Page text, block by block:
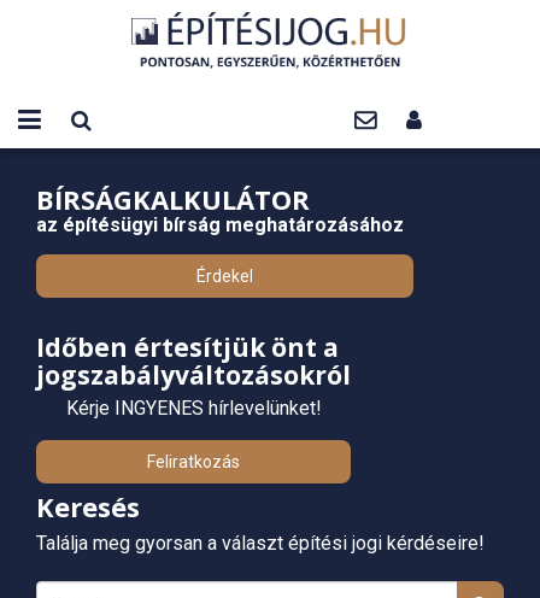
BÍRSÁGKALKULÁTOR
az építésügyi bírság meghatározásához
Érdekel
Időben értesítjük önt a
jogszabályváltozásokról
Kérje INGYENES hírlevelünket!
Feliratkozás
Keresés
Találja meg gyorsan a választ építési jogi kérdéseire!